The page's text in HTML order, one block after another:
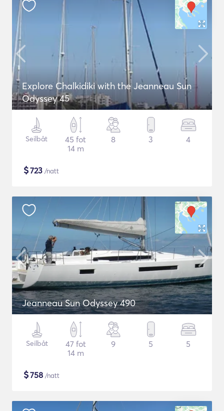
Explore Chalkidiki with the Jeanneau Sun
Odyssey 45
Seilbåt
45 fot
14 m
8 3 4
$723 /natt
Jeanneau Sun Odyssey 490
Seilbåt
47 fot
14 m
9 5 5
$758 /natt